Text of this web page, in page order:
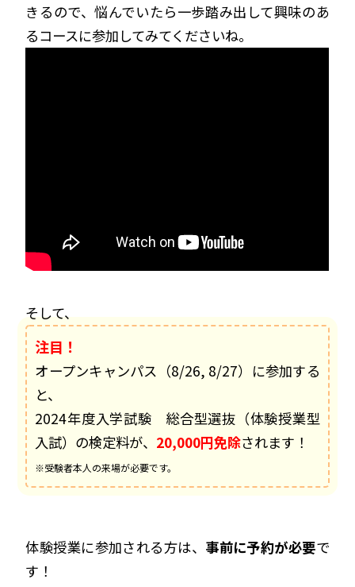
きるので、悩んでいたら一歩踏み出して興味のあ
るコースに参加してみてくださいね。
そして、
注目！
オープンキャンパス（8/26, 8/27）に参加する
と、
2024年度入学試験 総合型選抜（体験授業型
入試）の検定料が、 20,000円免除されます！
※受験者本人の来場が必要です。
体験授業に参加される方は、 事前に予約が必要で
す！